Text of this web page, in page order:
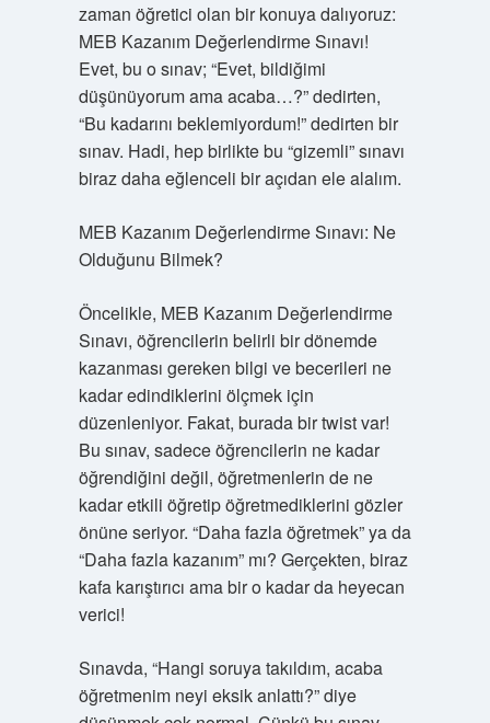
zaman öğretici olan bir konuya dalıyoruz:
MEB Kazanım Değerlendirme Sınavı!
Evet, bu o sınav; “Evet, bildiğimi
düşünüyorum ama acaba…?” dedirten,
“Bu kadarını beklemiyordum!” dedirten bir
sınav. Hadi, hep birlikte bu “gizemli” sınavı
biraz daha eğlenceli bir açıdan ele alalım.
MEB Kazanım Değerlendirme Sınavı: Ne
Olduğunu Bilmek?
Öncelikle, MEB Kazanım Değerlendirme
Sınavı, öğrencilerin belirli bir dönemde
kazanması gereken bilgi ve becerileri ne
kadar edindiklerini ölçmek için
düzenleniyor. Fakat, burada bir twist var!
Bu sınav, sadece öğrencilerin ne kadar
öğrendiğini değil, öğretmenlerin de ne
kadar etkili öğretip öğretmediklerini gözler
önüne seriyor. “Daha fazla öğretmek” ya da
“Daha fazla kazanım” mı? Gerçekten, biraz
kafa karıştırıcı ama bir o kadar da heyecan
verici!
Sınavda, “Hangi soruya takıldım, acaba
öğretmenim neyi eksik anlattı?” diye